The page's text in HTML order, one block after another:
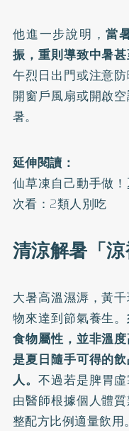
他進一步說明，當
振，重則導致中暑
午烈日出門或注意
開窗戶風扇或開啟
暑。
延伸閱讀：
仙草凍自己動手做
次看：2類人別吃
清涼解暑「
大暑高溫濕溽，黃
物來達到節氣養生。
食物屬性，並非溫
是夏日隨手可得的
人。 不過若是脾胃
由醫師根據個人體
整配方比例適量飲用。